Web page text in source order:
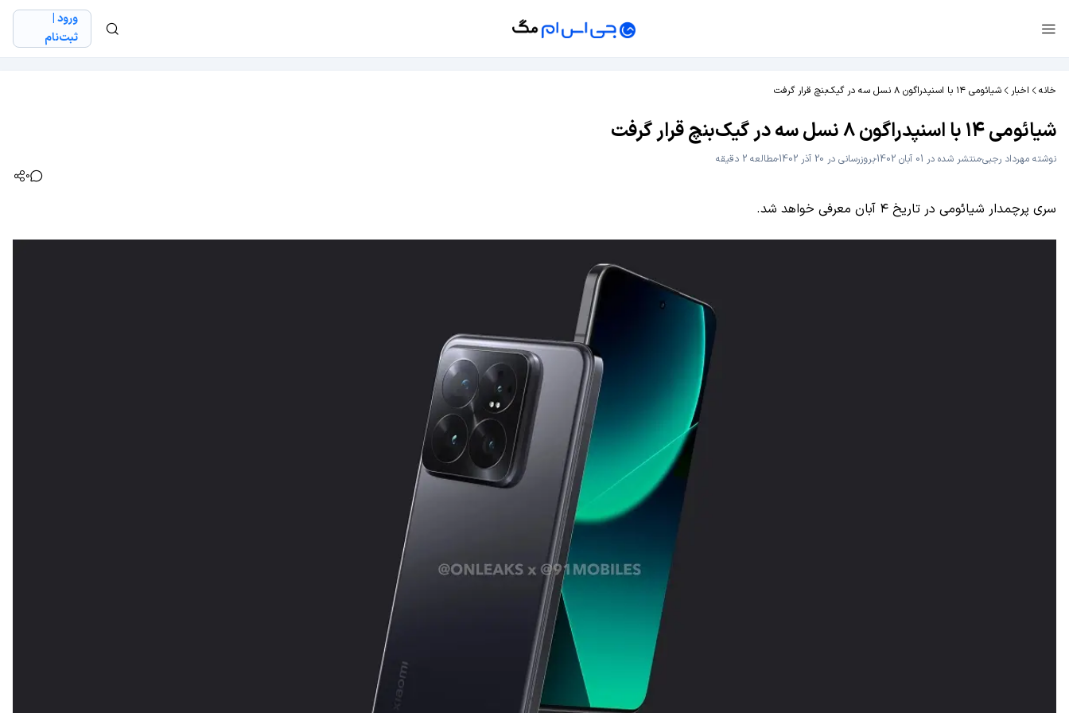
ورود |
ثبت‌نام
خانه اخبار شیائومی ۱۴ با اسنپدراگون ۸ نسل سه در گیک‌بنچ قرار گرفت
شیائومی ۱۴ با اسنپدراگون ۸ نسل سه در گیک‌بنچ قرار گرفت
نوشته مهرداد رجبیمنتشر شده در 01 آبان 1402 بروزرسانی در 20 آذر 1402
مطالعه 2 دقیقه
0
سری پرچمدار شیائومی در تاریخ ۴ آبان معرفی خواهد شد.